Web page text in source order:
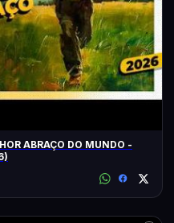
ABRAÇO DO MUNDO -